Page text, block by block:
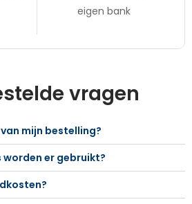
eigen bank
vragen
mijn bestelling?
worden er gebruikt?